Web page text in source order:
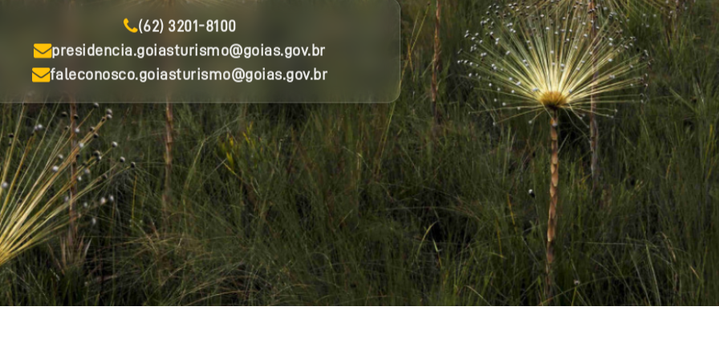
(62) 3201-8100
presidencia.goiasturismo@goias.gov.br
faleconosco.goiasturismo@goias.gov.br